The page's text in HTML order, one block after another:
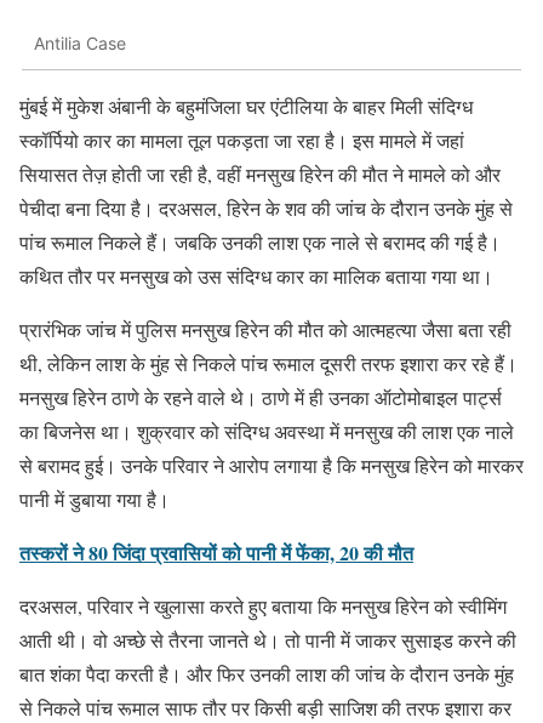
Antilia Case
मुंबई में मुकेश अंबानी के बहुमंजिला घर एंटीलिया के बाहर मिली संदिग्ध
स्कॉर्पियो कार का मामला तूल पकड़ता जा रहा है। इस मामले में जहां
सियासत तेज़ होती जा रही है, वहीं मनसुख हिरेन की मौत ने मामले को और
पेचीदा बना दिया है। दरअसल, हिरेन के शव की जांच के दौरान उनके मुंह से
पांच रूमाल निकले हैं। जबकि उनकी लाश एक नाले से बरामद की गई है।
कथित तौर पर मनसुख को उस संदिग्ध कार का मालिक बताया गया था।
प्रारंभिक जांच में पुलिस मनसुख हिरेन की मौत को आत्महत्या जैसा बता रही
थी, लेकिन लाश के मुंह से निकले पांच रूमाल दूसरी तरफ इशारा कर रहे हैं।
मनसुख हिरेन ठाणे के रहने वाले थे। ठाणे में ही उनका ऑटोमोबाइल पार्ट्स
का बिजनेस था। शुक्रवार को संदिग्ध अवस्था में मनसुख की लाश एक नाले
से बरामद हुई। उनके परिवार ने आरोप लगाया है कि मनसुख हिरेन को मारकर
पानी में डुबाया गया है।
तस्करों ने 80 जिंदा प्रवासियों को पानी में फेंका, 20 की मौत
दरअसल, परिवार ने खुलासा करते हुए बताया कि मनसुख हिरेन को स्वीमिंग
आती थी। वो अच्छे से तैरना जानते थे। तो पानी में जाकर सुसाइड करने की
बात शंका पैदा करती है। और फिर उनकी लाश की जांच के दौरान उनके मुंह
से निकले पांच रूमाल साफ तौर पर किसी बड़ी साजिश की तरफ इशारा कर